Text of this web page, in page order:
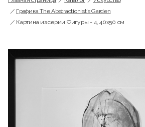
Графика The Abstractionist’s Garden
Картина из серии Фигуры - 4, 40х50 см